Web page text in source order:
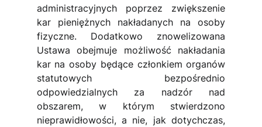
administracyjnych poprzez zwiększenie
kar pieniężnych nakładanych na osoby
fizyczne. Dodatkowo znowelizowana
Ustawa obejmuje możliwość nakładania
kar na osoby będące członkiem organów
statutowych bezpośrednio
odpowiedzialnych za nadzór nad
obszarem, w którym stwierdzono
nieprawidłowości, a nie, jak dotychczas,